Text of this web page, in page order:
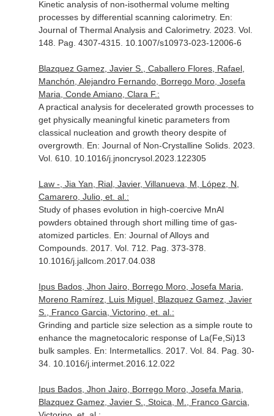
Kinetic analysis of non-isothermal volume melting
processes by differential scanning calorimetry. En:
Journal of Thermal Analysis and Calorimetry. 2023. Vol.
148. Pag. 4307-4315. 10.1007/s10973-023-12006-6
Blazquez Gamez, Javier S., Caballero Flores, Rafael,
Manchón, Alejandro Fernando, Borrego Moro, Josefa
Maria, Conde Amiano, Clara F.:
A practical analysis for decelerated growth processes to
get physically meaningful kinetic parameters from
classical nucleation and growth theory despite of
overgrowth. En: Journal of Non-Crystalline Solids. 2023.
Vol. 610. 10.1016/j.jnoncrysol.2023.122305
Law -, Jia Yan, Rial, Javier, Villanueva, M, López, N,
Camarero, Julio, et. al.:
Study of phases evolution in high-coercive MnAl
powders obtained through short milling time of gas-
atomized particles. En: Journal of Alloys and
Compounds. 2017. Vol. 712. Pag. 373-378.
10.1016/j.jallcom.2017.04.038
Ipus Bados, Jhon Jairo, Borrego Moro, Josefa Maria,
Moreno Ramírez, Luis Miguel, Blazquez Gamez, Javier
S., Franco Garcia, Victorino, et. al.:
Grinding and particle size selection as a simple route to
enhance the magnetocaloric response of La(Fe,Si)13
bulk samples. En: Intermetallics. 2017. Vol. 84. Pag. 30-
34. 10.1016/j.intermet.2016.12.022
Ipus Bados, Jhon Jairo, Borrego Moro, Josefa Maria,
Blazquez Gamez, Javier S., Stoica, M., Franco Garcia,